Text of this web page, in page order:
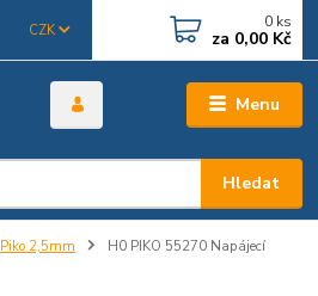
Menu
CZK
Hledat
0 ks
za 0,00 Kč
Piko 2,5mm
H0 PIKO 55270 Napájecí